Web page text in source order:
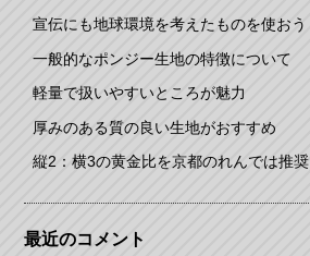
宣伝にも地球環境を考えたものを使おう
一般的なポンジー生地の特徴について
軽量で扱いやすいところが魅力
厚みのある質の良い生地がおすすめ
縦2：横3の黄金比を京都のれんでは推奨
最近のコメント